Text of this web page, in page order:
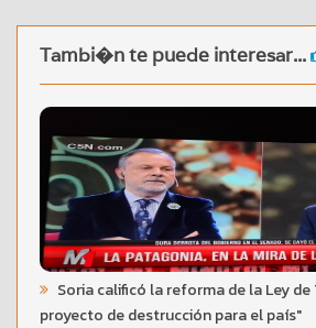
Tambi�n te puede interesar...
Soria calificó la reforma de la Ley
proyecto de destrucción para el país"